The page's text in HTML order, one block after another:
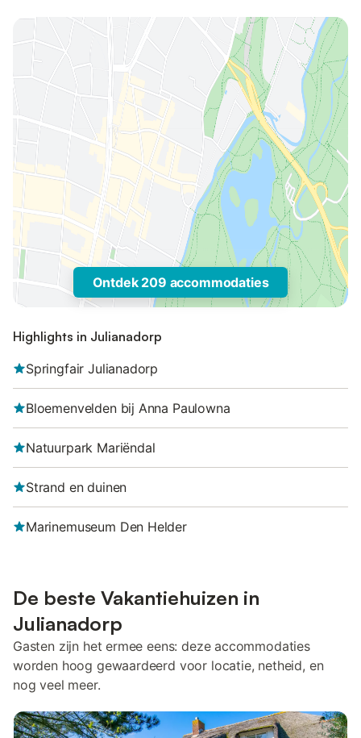
Ontdek 209 accommodaties
Highlights in Julianadorp
Springfair Julianadorp
Bloemenvelden bij Anna Paulowna
Natuurpark Mariëndal
Strand en duinen
Marinemuseum Den Helder
De beste Vakantiehuizen in
Julianadorp
Gasten zijn het ermee eens: deze accommodaties
worden hoog gewaardeerd voor locatie, netheid, en
nog veel meer.